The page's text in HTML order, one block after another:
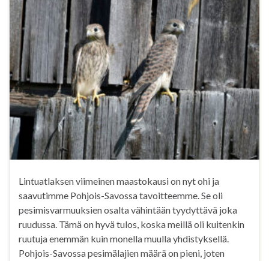
Lintuatlaksen viimeinen maastokausi on nyt ohi ja
saavutimme Pohjois-Savossa tavoitteemme. Se oli
pesimisvarmuuksien osalta vähintään tyydyttävä joka
ruudussa. Tämä on hyvä tulos, koska meillä oli kuitenkin
ruutuja enemmän kuin monella muulla yhdistyksellä.
Pohjois-Savossa pesimälajien määrä on pieni, joten